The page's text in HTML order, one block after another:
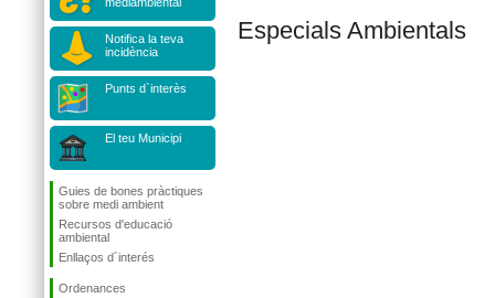
Notifica la teva
incidència
Punts d`interès
El teu Municipi
Guies de bones pràctiques
sobre medi ambient
Recursos d'educació
ambiental
Enllaços d´interés
Ordenances
Especials Ambientals